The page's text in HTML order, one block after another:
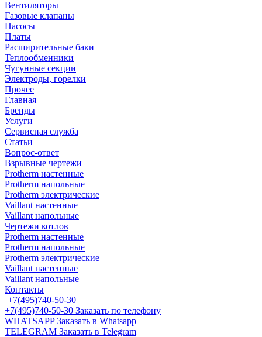
Вентиляторы
Газовые клапаны
Насосы
Платы
Расширительные баки
Теплообменники
Чугунные секции
Электроды, горелки
Прочее
Главная
Бренды
Услуги
Сервисная служба
Статьи
Вопрос-ответ
Взрывные чертежи
Protherm настенные
Protherm напольные
Protherm электрические
Vaillant настенные
Vaillant напольные
Чертежи котлов
Protherm настенные
Protherm напольные
Protherm электрические
Vaillant настенные
Vaillant напольные
Контакты
+7(495)740-50-30
+7(495)740-50-30 Заказать по телефону
WHATSAPP Заказать в Whatsapp
TELEGRAM Заказать в Telegram